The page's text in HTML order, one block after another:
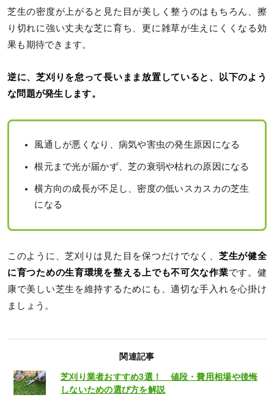
芝生の密度が上がると見た目が美しく整うのはもちろん、擦
り切れに強い丈夫な芝に育ち、更に雑草が生えにくくなる効
果も期待できます。
逆に、芝刈りを怠って長いまま放置していると、以下のよう
な問題が発生します。
風通しが悪くなり、病気や害虫の発生原因になる
根元まで光が届かず、芝の衰弱や枯れの原因になる
横方向の成長が不足し、密度の低いスカスカの芝生
になる
このように、芝刈りは見た目を保つだけでなく、 芝生が健全
に育つための生育環境を整える上でも不可欠な作業です。健
康で美しい芝生を維持するためにも、適切な手入れを心掛け
ましょう。
関連記事
芝刈り業者おすすめ3選！ 値段・費用相場や後悔
しないための選び方を解説